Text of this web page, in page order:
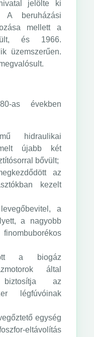
jelölte ki
A beruházási
mellett a
és 1966.
üzemszerűen.
as években
hidraulikai
újabb két
bővült;
az
kezelt
a
a nagyobb
a biogáz
által
az
légfúvóinak
egység
eltávolítás